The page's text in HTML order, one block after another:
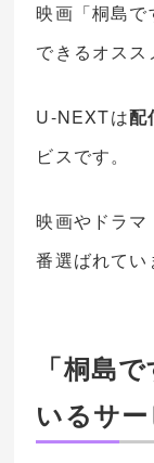
映画「桐島
できるオス
U-NEXTは配
ビスです。
映画やドラ
番選ばれてい
「桐島
いるサ